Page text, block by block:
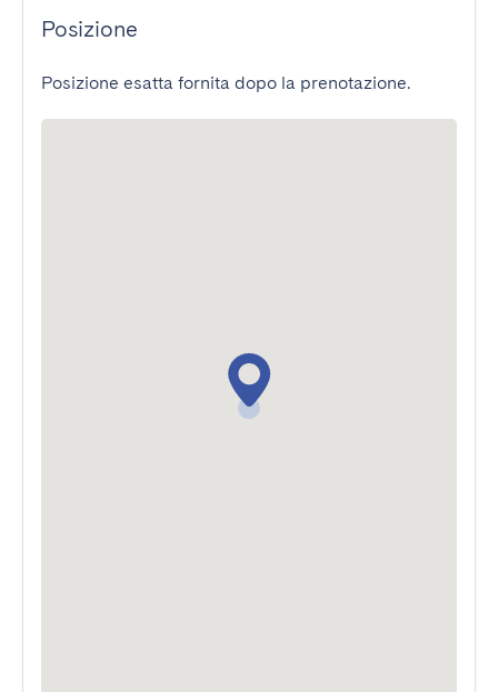
Posizione
Posizione esatta fornita dopo la prenotazione.